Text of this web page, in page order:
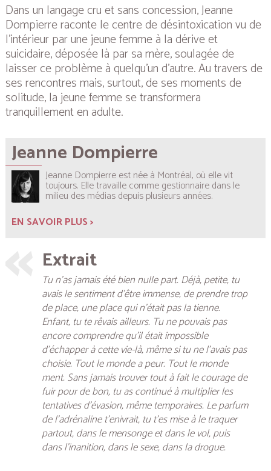
Dans un langage cru et sans concession, Jeanne
Dompierre raconte le centre de désintoxication vu de
l’intérieur par une jeune femme à la dérive et
suicidaire, déposée là par sa mère, soulagée de
laisser ce problème à quelqu’un d’autre. Au travers de
ses rencontres mais, surtout, de ses moments de
solitude, la jeune femme se transformera
tranquillement en adulte.
Jeanne Dompierre
Jeanne Dompierre est née à Montréal, où elle vit
toujours. Elle travaille comme gestionnaire dans le
milieu des médias depuis plusieurs années.
EN SAVOIR PLUS >
Extrait
Tu n’as jamais été bien nulle part. Déjà, petite, tu
avais le sentiment d’être immense, de prendre trop
de place, une place qui n’était pas la tienne.
Enfant, tu te rêvais ailleurs. Tu ne pouvais pas
encore comprendre qu’il était impossible
d’échapper à cette vie-là, même si tu ne l’avais pas
choisie. Tout le monde a peur. Tout le monde
ment. Sans jamais trouver tout à fait le courage de
fuir pour de bon, tu as continué à multiplier les
tentatives d’évasion, même temporaires. Le parfum
de l’adrénaline t’enivrait, tu t’es mise à le traquer
partout, dans le mensonge et dans le vol, puis
dans l’inanition, dans le sexe, dans la drogue.